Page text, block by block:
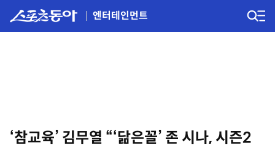
엔터테인먼트
‘참교육’ 김무열 “‘닮은꼴’ 존 시나, 시즌2